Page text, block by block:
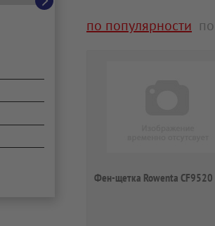
по популярности
Фен-щетка Rowenta CF9520